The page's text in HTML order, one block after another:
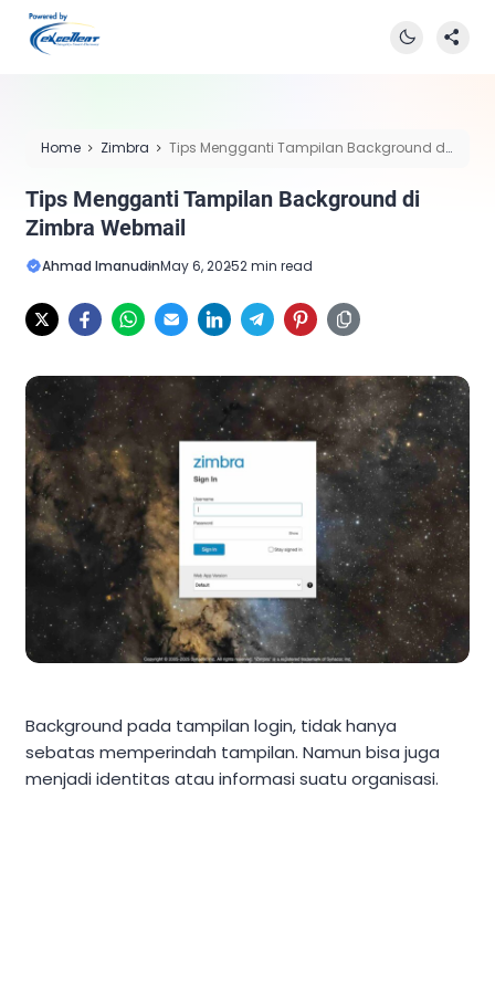
Home Zimbra
Tips Mengganti Tampilan Background di
Tips Mengganti Tampilan Background di
Zimbra Webmail
Ahmad ImanudinMay 6, 20252 min read
Background pada tampilan login, tidak hanya
sebatas memperindah tampilan. Namun bisa juga
menjadi identitas atau informasi suatu organisasi.